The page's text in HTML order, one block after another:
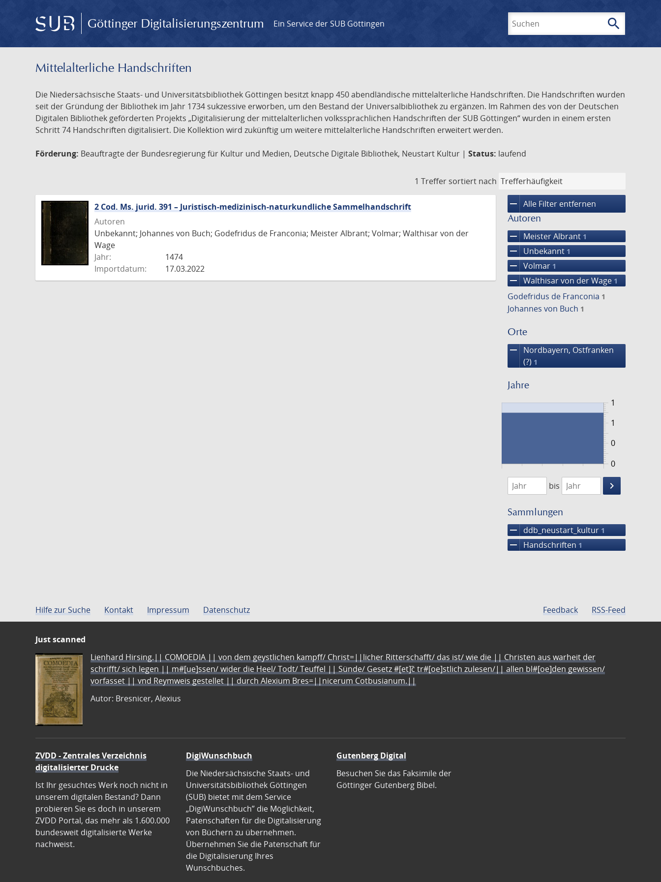
Göttinger Digitalisierungszentrum Ein Service der SUB Göttingen search
Mittelalterliche Handschriften
Die Niedersächsische Staats- und Universitätsbibliothek Göttingen besitzt knapp 450 abendländische mittelalterliche Handschriften. Die Handschriften wurden
seit der Gründung der Bibliothek im Jahr 1734 sukzessive erworben, um den Bestand der Universalbibliothek zu ergänzen. Im Rahmen des von der Deutschen
Digitalen Bibliothek geförderten Projekts „Digitalisierung der mittelalterlichen volkssprachlichen Handschriften der SUB Göttingen“ wurden in einem ersten
Schritt 74 Handschriften digitalisiert. Die Kollektion wird zukünftig um weitere mittelalterliche Handschriften erweitert werden.
Förderung: Beauftragte der Bundesregierung für Kultur und Medien, Deutsche Digitale Bibliothek, Neustart Kultur | Status: laufend
1 Treffer sortiert nach
remove Alle Filter entfernen
Autoren
remove Meister Albrant 1
remove Unbekannt 1
remove Volmar 1
remove Walthisar von der Wage 1
Godefridus de Franconia 1
Johannes von Buch 1
Orte
remove
Nordbayern, Ostfranken
(?) 1
Jahre
0
1
0
1
1474
1475
bis
keyboard_arrow_right
Suche
Sammlungen
remove ddb_neustart_kultur 1
remove Handschriften 1
2 Cod. Ms. jurid. 391 – Juristisch-medizinisch-naturkundliche Sammelhandschrift
Autoren
Unbekannt; Johannes von Buch; Godefridus de Franconia; Meister Albrant; Volmar; Walthisar von der
Wage
Jahr:
1474
Importdatum:
17.03.2022
Hilfe zur Suche Kontakt Impressum Datenschutz Feedback RSS-Feed
Just scanned
Lienhard Hirsing.|| COMOEDIA || von dem geystlichen kampff/ Christ=||licher Ritterschafft/ das ist/ wie die || Christen aus warheit der
schrifft/ sich legen || m#[ue]ssen/ wider die Heel/ Todt/ Teuffel || Sünde/ Gesetz #[et]c̃ tr#[oe]stlich zulesen/|| allen bl#[oe]den gewissen/
vorfasset || vnd Reymweis gestellet || durch Alexium Bres=||nicerum Cotbusianum.||
Autor: Bresnicer, Alexius
ZVDD - Zentrales Verzeichnis
digitalisierter Drucke
Ist Ihr gesuchtes Werk noch nicht in
unserem digitalen Bestand? Dann
probieren Sie es doch in unserem
ZVDD Portal, das mehr als 1.600.000
bundesweit digitalisierte Werke
nachweist.
DigiWunschbuch
Die Niedersächsische Staats- und
Universitätsbibliothek Göttingen
(SUB) bietet mit dem Service
„DigiWunschbuch” die Möglichkeit,
Patenschaften für die Digitalisierung
von Büchern zu übernehmen.
Übernehmen Sie die Patenschaft für
die Digitalisierung Ihres
Wunschbuches.
Gutenberg Digital
Besuchen Sie das Faksimile der
Göttinger Gutenberg Bibel.